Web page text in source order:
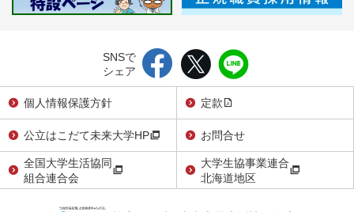
SNSで
シェア
個人情報保護方針
定款
公立はこだて未来大学HP
お問合せ
全国大学生活協同
組合連合会
大学生協事業連合
北海道地区